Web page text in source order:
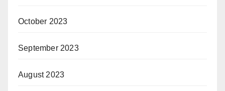
October 2023
September 2023
August 2023